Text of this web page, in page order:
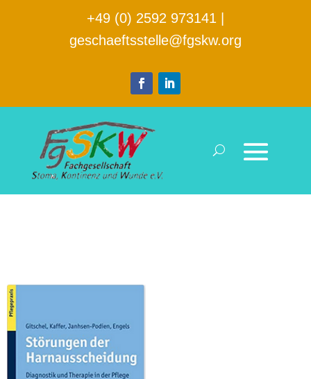
+49 (0) 2592 973141
geschaeftsstelle@fgskw.org